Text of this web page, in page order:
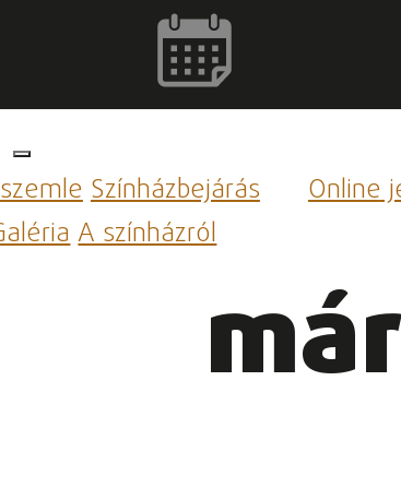
Színházbejárás
A színházról
Online